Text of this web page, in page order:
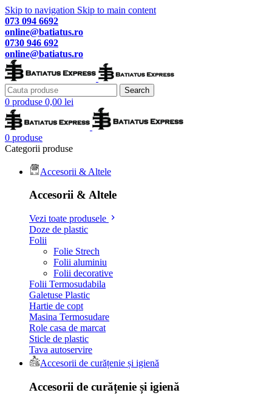
Skip to navigation Skip to main content
073 094 6692
online@batiatus.ro
0730 946 692
online@batiatus.ro
Search
0 produse 0,00 lei
0 produse
Categorii produse
Accesorii & Altele
Accesorii & Altele
Vezi toate produsele
Doze de plastic
Folii
Folie Strech
Folii aluminiu
Folii decorative
Folii Termosudabila
Galetuse Plastic
Hartie de copt
Masina Termosudare
Role casa de marcat
Sticle de plastic
Tava autoservire
Accesorii de curățenie și igienă
Accesorii de curățenie și igienă